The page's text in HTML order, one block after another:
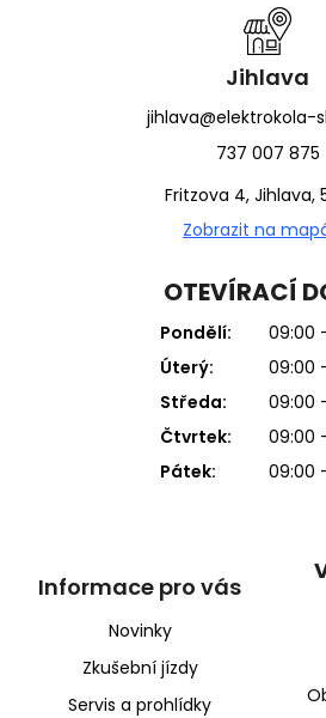
Jihlava
jihlava@elektrokola-
737 007 875
Fritzova 4, Jihlava,
Zobrazit na
OTEVÍRACÍ
Pondělí:
09:00
Úterý:
09:00
Středa:
09:00
Čtvrtek:
09:00
Pátek:
09:00
Informace pro vás
Novinky
Zkušební jízdy
Servis a prohlídky